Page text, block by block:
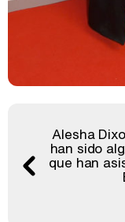
Alesha
han sido
que han